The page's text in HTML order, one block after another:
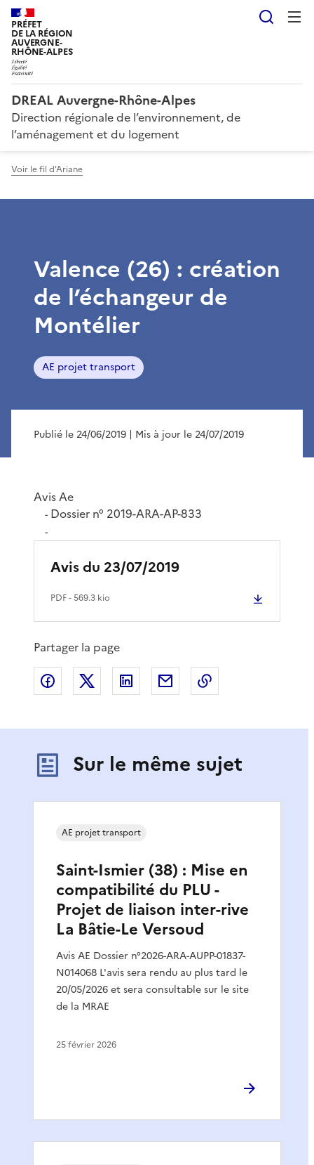
PRÉFET
DE LA RÉGION
AUVERGNE-
RHÔNE-ALPES
DREAL Auvergne-Rhône-Alpes
Direction régionale de l’environnement, de
l’aménagement et du logement
Voir le fil d'Ariane
Valence (26) : création
de l’échangeur de
Montélier
AE projet transport
Publié le 24/06/2019 | Mis à jour le 24/07/2019
Avis Ae
-Dossier n° 2019-ARA-AP-833
-
Avis du 23/07/2019
PDF- 569.3 kio
Partager la page
Partager sur Facebook
Partager sur XPartager sur LinkedIn
Partager par email
Sur le même sujet
Saint-Ismier (38) : Mise en
compatibilité du PLU -
Projet de liaison inter-rive
La Bâtie-Le Versoud
Avis AE Dossier n°2026-ARA-AUPP-01837-
N014068 L'avis sera rendu au plus tard le
20/05/2026 et sera consultable sur le site
de la MRAE
AE projet transport
25 février 2026